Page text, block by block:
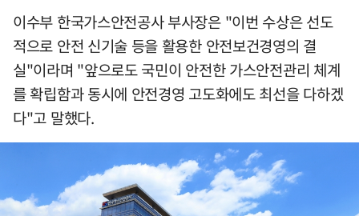
이수부 한국가스안전공사 부사장은 "이번 수상은 선도
적으로 안전 신기술 등을 활용한 안전보건경영의 결
실"이라며 "앞으로도 국민이 안전한 가스안전관리 체계
를 확립함과 동시에 안전경영 고도화에도 최선을 다하겠
다"고 말했다.